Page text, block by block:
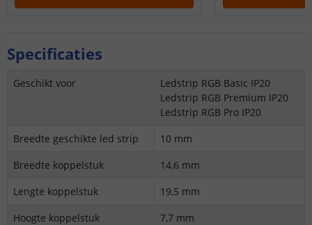
Specificaties
Geschikt voor
Ledstrip RGB Basic IP20
Ledstrip RGB Premium IP20
Ledstrip RGB Pro IP20
Breedte geschikte led strip
10 mm
Breedte koppelstuk
14,6 mm
Lengte koppelstuk
19,5 mm
Hoogte koppelstuk
7,7 mm